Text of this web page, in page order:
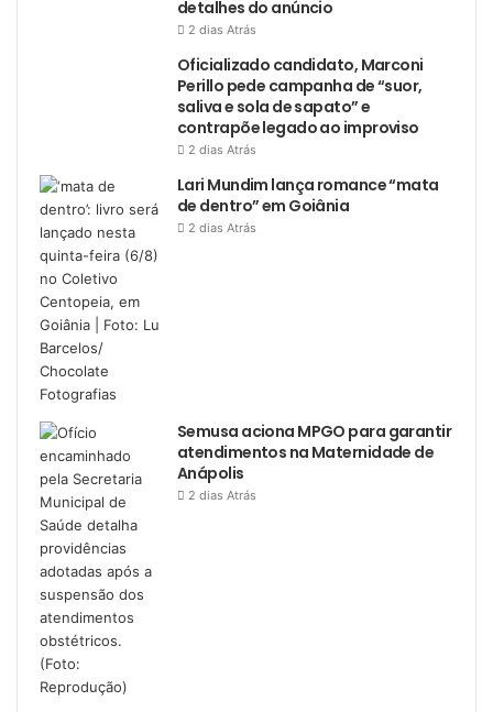
detalhes do anúncio
2 dias Atrás
Oficializado candidato, Marconi
Perillo pede campanha de “suor,
saliva e sola de sapato” e
contrapõe legado ao improviso
2 dias Atrás
Lari Mundim lança romance “mata
de dentro” em Goiânia
2 dias Atrás
Semusa aciona MPGO para garantir
atendimentos na Maternidade de
Anápolis
2 dias Atrás